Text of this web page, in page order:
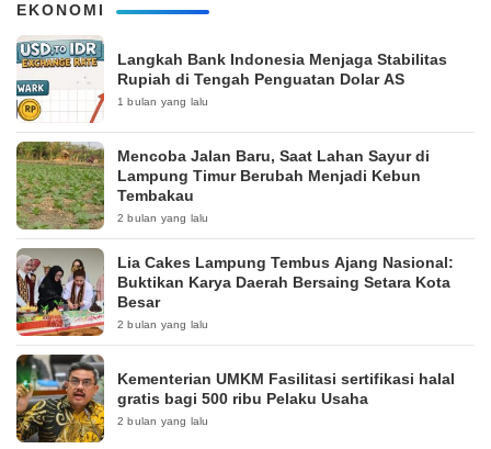
EKONOMI
Langkah Bank Indonesia Menjaga Stabilitas
Rupiah di Tengah Penguatan Dolar AS
1 bulan yang lalu
Mencoba Jalan Baru, Saat Lahan Sayur di
Lampung Timur Berubah Menjadi Kebun
Tembakau
2 bulan yang lalu
Lia Cakes Lampung Tembus Ajang Nasional:
Buktikan Karya Daerah Bersaing Setara Kota
Besar
2 bulan yang lalu
Kementerian UMKM Fasilitasi sertifikasi halal
gratis bagi 500 ribu Pelaku Usaha
2 bulan yang lalu